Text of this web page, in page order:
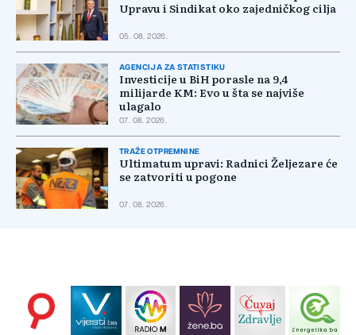
Upravu i Sindikat oko zajedničkog cilja
05. 08. 2026.
AGENCIJA ZA STATISTIKU
Investicije u BiH porasle na 9,4
milijarde KM: Evo u šta se najviše
ulagalo
07. 08. 2026.
TRAŽE OTPREMNINE
Ultimatum upravi: Radnici Željezare će
se zatvoriti u pogone
07. 08. 2026.